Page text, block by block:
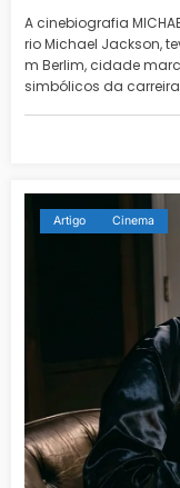
A cinebiografia
rio Michael Jackson,
m Berlim, cidade
simbólicos da carreira
Artigo Cinema